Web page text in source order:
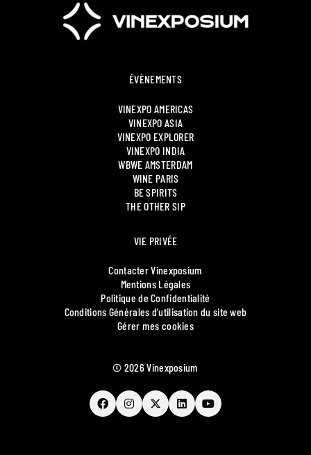
ÉVÈNEMENTS
VINEXPO AMERICAS
VINEXPO ASIA
VINEXPO EXPLORER
VINEXPO INDIA
WBWE AMSTERDAM
WINE PARIS
BE SPIRITS
THE OTHER SIP
VIE PRIVÉE
Contacter Vinexposium
Mentions Légales
Politique de Confidentialité
Conditions Générales d’utilisation du site web
Gérer mes cookies
© 2026 Vinexposium